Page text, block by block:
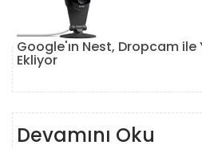
Google'ın Nest, Dropcam ile
Ekliyor
Devamını Oku